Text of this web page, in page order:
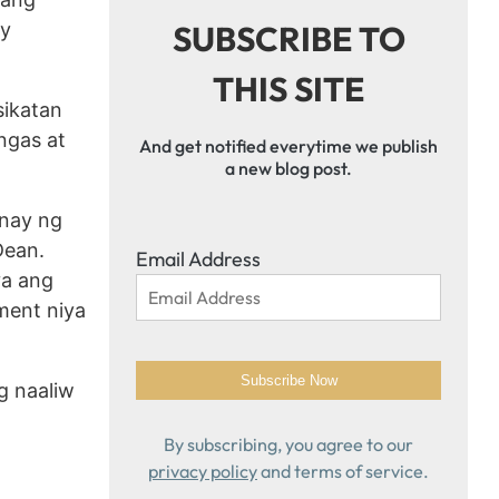
at
ng
ang
niya
naaliw
SUBSCRIBE TO
THIS SITE
And get notified everytime we publish
a new blog post.
Email Address
By subscribing, you agree to our
privacy policyand terms of service.